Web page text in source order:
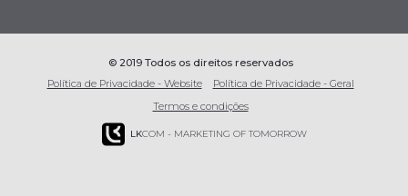
© 2019 Todos os direitos reservados
Política de Privacidade - Website
Política de Privacidade - Geral
Termos e condições
LKCOM - MARKETING OF TOMORROW